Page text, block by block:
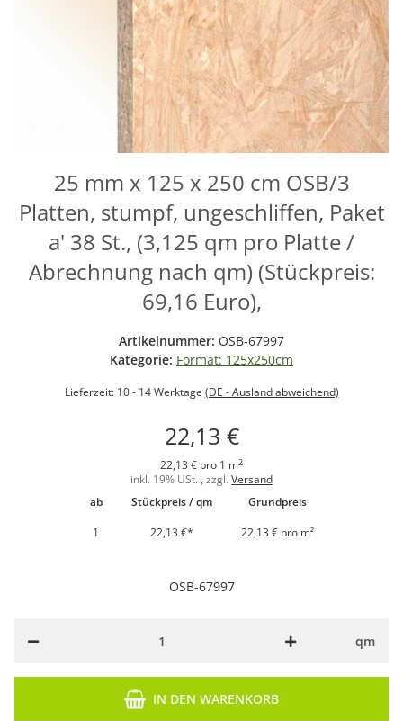
25 mm x 125 x 250 cm OSB/3
Platten, stumpf, ungeschliffen, Paket
a' 38 St., (3,125 qm pro Platte /
Abrechnung nach qm) (Stückpreis:
69,16 Euro),
Artikelnummer: OSB-67997
Kategorie: Format: 125x250cm
Lieferzeit: 10 - 14 Werktage (DE - Ausland abweichend)
22,13 €
22,13 € pro 1 m2
inkl. 19% USt. , zzgl. Versand
ab
Stückpreis / qm
Grundpreis
1
22,13 €* 22,13 € pro m²
OSB-67997
qm
IN DEN WARENKORB